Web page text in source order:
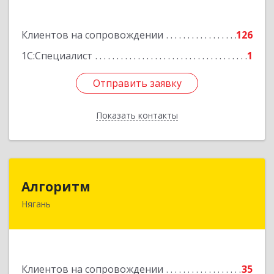
Клиентов на сопровождении
126
1С:Специалист
1
Отправить заявку
Показать контакты
Подробнее
Отправить заявку
Назад
Алгоритм
Нягань
Клиентов на сопровождении 35
628186, Ханты-Мансийский Автономный округ
Подробнее